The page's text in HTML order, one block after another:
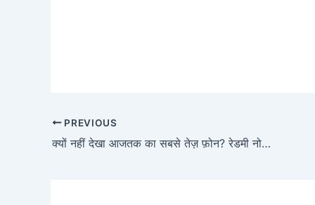
PREVIOUS
क्यों नहीं देखा आजतक का सबसे तेज़ फ़ोन? रेडमी नोट 13 5G सीरीज की धमाकेदार लॉन्चिंग पर जानिए सभी खासियतें और ऑफर्स!